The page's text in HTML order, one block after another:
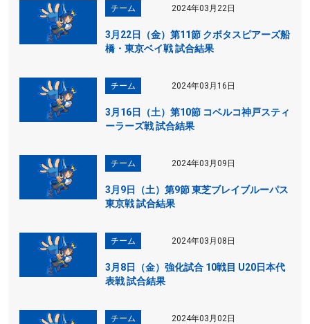
チーム 2024年03月22日
3月22日（金）第11節 クボタスピアーズ船
橋・東京ベイ戦 試合結果
チーム 2024年03月16日
3月16日（土）第10節 コベルコ神戸スティ
ーラーズ戦 試合結果
チーム 2024年03月09日
3月9日（土）第9節 東芝ブレイブルーパス
東京戦 試合結果
チーム 2024年03月08日
3月8日（金）強化試合 10戦目 U20日本代
表戦 試合結果
チーム 2024年03月02日